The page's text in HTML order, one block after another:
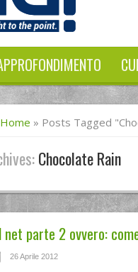
Home » Posts Tagged
Chocolate Rain
net parte 2 ovvero:
26 Aprile 2012